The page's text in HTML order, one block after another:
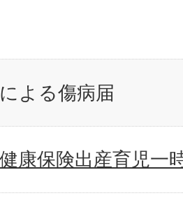
よる傷病届
康保険出産育児一